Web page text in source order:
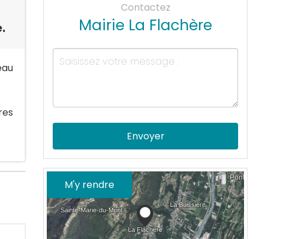
Contactez
Mairie La Flachère
Envoyer
M'y rendre